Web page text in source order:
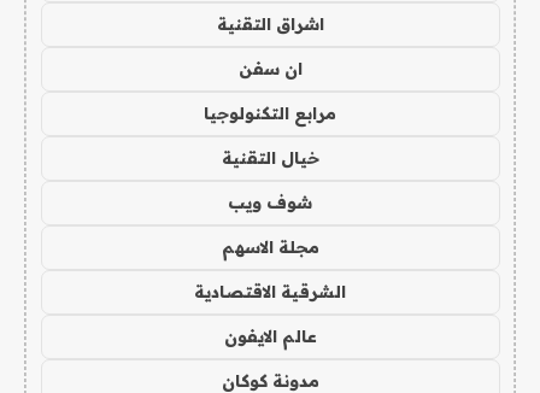
اشراق التقنية
ان سفن
مرابع التكنولوجيا
خيال التقنية
شوف ويب
مجلة الاسهم
الشرقية الاقتصادية
عالم الايفون
مدونة كوكان